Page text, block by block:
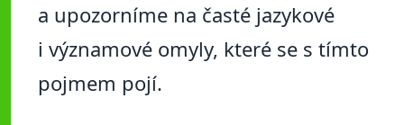
a upozorníme na časté jazykové
i významové omyly, které se s tímto
pojmem pojí.